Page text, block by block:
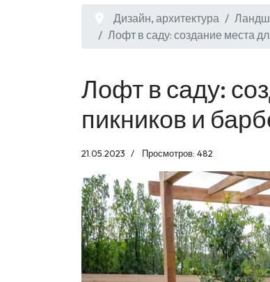
Дизайн, архитектура
Лофт в саду: создание места
Лофт в саду:
пикников и
21.05.2023 Просмотров: 482